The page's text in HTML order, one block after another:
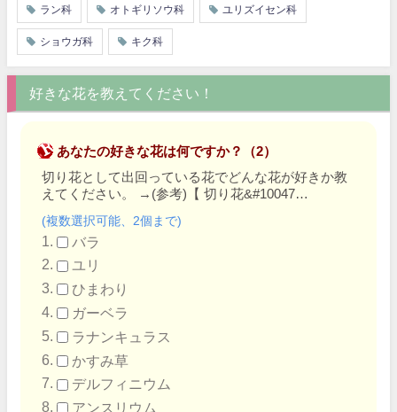
ラン科 オトギリソウ科 ユリズイセン科
ショウガ科 キク科
好きな花を教えてください！
あなたの好きな花は何ですか？（2）
切り花として出回っている花でどんな花が好きか教
えてください。
→ (参考)【 切り花&#10047…
(複数選択可能、2個まで)
バラ
ユリ
ひまわり
ガーベラ
ラナンキュラス
かすみ草
デルフィニウム
アンスリウム